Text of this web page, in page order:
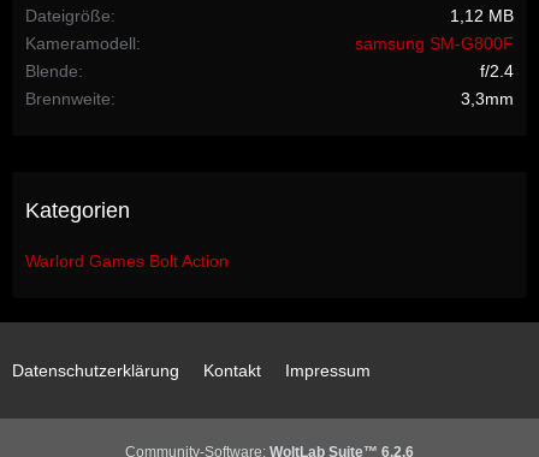
Dateigröße
1,12 MB
Kameramodell
samsung SM-G800F
Blende
f/2.4
Brennweite
3,3mm
Kategorien
Warlord Games Bolt Action
Datenschutzerklärung Kontakt Impressum
Community-Software: WoltLab Suite™ 6.2.6